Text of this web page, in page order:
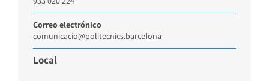
Local
Correo electrónico
comunicacio@politecnics.barcelona